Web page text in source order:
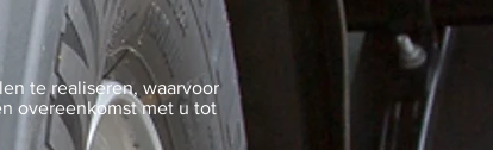
te realiseren, waarvoor
overeenkomst met u tot